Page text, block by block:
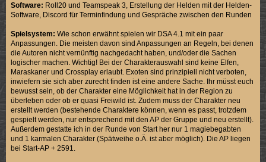
Software: Roll20 und Teamspeak 3, Erstellung der Helden mit der Helden-
Software, Discord für Terminfindung und Gespräche zwischen den Runden
Spielsystem: Wie schon erwähnt spielen wir DSA 4.1 mit ein paar
Anpassungen. Die meisten davon sind Anpassungen an Regeln, bei denen
die Autoren nicht vernünftig nachgedacht haben, und/oder die Sachen
logischer machen. Wichtig! Bei der Charakterauswahl sind keine Elfen,
Maraskaner und Crossplay erlaubt. Exoten sind prinzipiell nicht verboten,
inwiefern sie sich aber zurecht finden ist eine andere Sache. Ihr müsst euch
bewusst sein, ob der Charakter eine Möglichkeit hat in der Region zu
überleben oder ob er quasi Freiwild ist. Zudem muss der Charakter neu
erstellt werden (bestehende Charaktere können, wenn es passt, trotzdem
gespielt werden, nur entsprechend mit den AP der Gruppe und neu erstellt).
Außerdem gestatte ich in der Runde von Start her nur 1 magiebegabten
und 1 karmalen Charakter (Spätweihe o.Ä. ist aber möglich). Die AP liegen
bei Start-AP + 2591.